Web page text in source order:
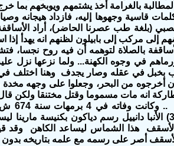
بالغرامة أخذ يشتمهم ويوبخهم بما
قاسية وجهوها إليه، فازداد هيجانه
(بلغة طب عصرنا الحاضر)، أراد
إلى مركب إلى بابيلون لظنهم انه يهدأ إذا
بالصلاة لتوهمه أن فيه روح نجسا،
ورماهم في وجوه الكهنة... ولما نزعها
بخبل في عقله وصار يجدف وهنا اختلف
أخرجوه من البحر، وجعلوا على وجهه مخدة
انه مات مسموما وقتل مختنقا ولكن
سنوات و4 أشهر و11 يوما .. .. كما أن (3) الأنبا دانييل رسم دياكون
الأسقف هذا الشماس ليساعد الكاهن وقد
أصر على رسمه مع علمه بتاريخه